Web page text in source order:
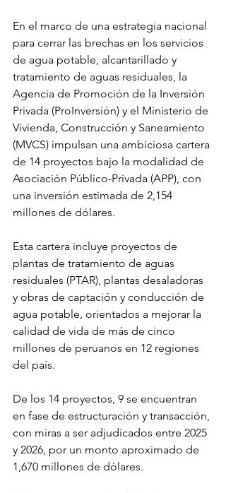
En el marco de una estrategia nacional
para cerrar las brechas en los servicios
de agua potable, alcantarillado y
tratamiento de aguas residuales, la
Agencia de Promoción de la Inversión
Privada (ProInversión) y el Ministerio de
Vivienda, Construcción y Saneamiento
(MVCS) impulsan una ambiciosa cartera
de 14 proyectos bajo la modalidad de
Asociación Público-Privada (APP), con
una inversión estimada de 2,154
millones de dólares.
Esta cartera incluye proyectos de
plantas de tratamiento de aguas
residuales (PTAR), plantas desaladoras
y obras de captación y conducción de
agua potable, orientados a mejorar la
calidad de vida de más de cinco
millones de peruanos en 12 regiones
del país.
De los 14 proyectos, 9 se encuentran
en fase de estructuración y transacción,
con miras a ser adjudicados entre 2025
y 2026, por un monto aproximado de
1,670 millones de dólares.